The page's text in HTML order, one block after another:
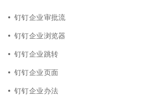
钉钉企业审批流
钉钉企业浏览器
钉钉企业跳转
钉钉企业页面
钉钉企业办法